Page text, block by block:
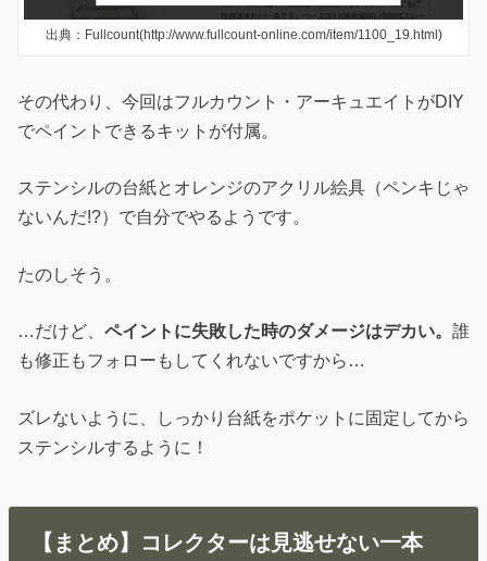
出典：Fullcount(http://www.fullcount-online.com/item/1100_19.html)
その代わり、今回はフルカウント・アーキュエイトがDIY
でペイントできるキットが付属。
ステンシルの台紙とオレンジのアクリル絵具（ペンキじゃ
ないんだ!?）で自分でやるようです。
たのしそう。
…だけど、 ペイントに失敗した時のダメージはデカい。 誰
も修正もフォローもしてくれないですから…
ズレないように、しっかり台紙をポケットに固定してから
ステンシルするように！
【まとめ】コレクターは見逃せない一本